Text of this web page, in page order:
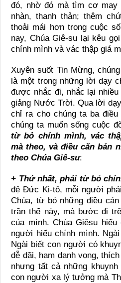
đó, nhờ đó mà tìm cơ
nhàn, thanh thản; thêm
thoải mái hơn trong cuộc
nay, Chúa Giê-su lại kêu
chính mình và vác thập giá
Xuyên suốt Tin Mừng,
là một trong những lời dạy
được nhắc đi, nhắc lại
giảng Nước Trời. Qua lời
chỉ ra cho chúng ta ba
chúng ta muốn sống cuộc
từ bỏ chính mình, vác
mà theo, và điều căn bản
theo Chúa Giê-su:
+ Thứ nhất, phải từ bỏ
đệ Đức Ki-tô, mỗi người
Chúa, từ bỏ những điều
trần thế này, mà bước đi
của mình. Chúa Giêsu
người hiểu chính mình.
Ngài biết con người có
dễ dãi, ham danh vọng,
nhưng tất cả những
con người xa lý tưởng mà